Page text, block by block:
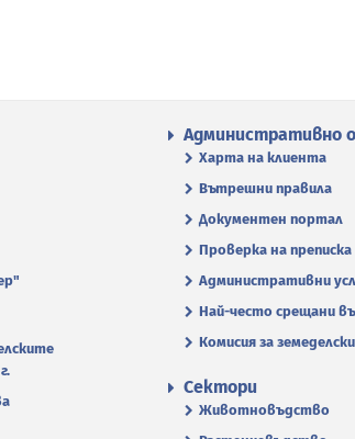
Административно
Харта на клиента
Вътрешни правила
Документен портал
Проверка на преписка
Административни
Най-често срещани
Комисия за
Сектори
Животновъдство